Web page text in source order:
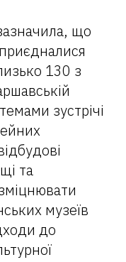
що
130 з
зустрічі
та
музеїв
до